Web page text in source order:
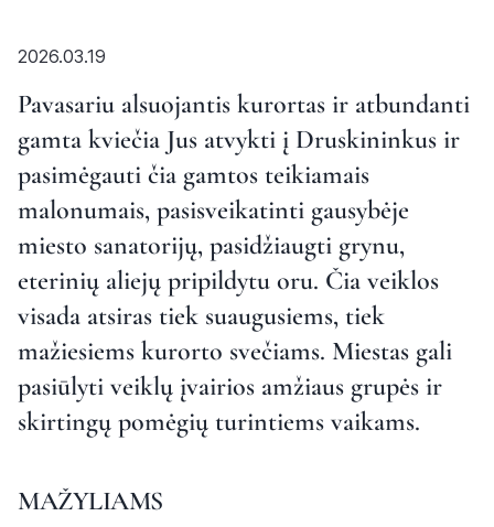
2026.03.19
Pavasariu alsuojantis kurortas ir atbundanti
gamta kviečia Jus atvykti į Druskininkus ir
pasimėgauti čia gamtos teikiamais
malonumais, pasisveikatinti gausybėje
miesto sanatorijų, pasidžiaugti grynu,
eterinių aliejų pripildytu oru. Čia veiklos
visada atsiras tiek suaugusiems, tiek
mažiesiems kurorto svečiams. Miestas gali
pasiūlyti veiklų įvairios amžiaus grupės ir
skirtingų pomėgių turintiems vaikams.
MAŽYLIAMS